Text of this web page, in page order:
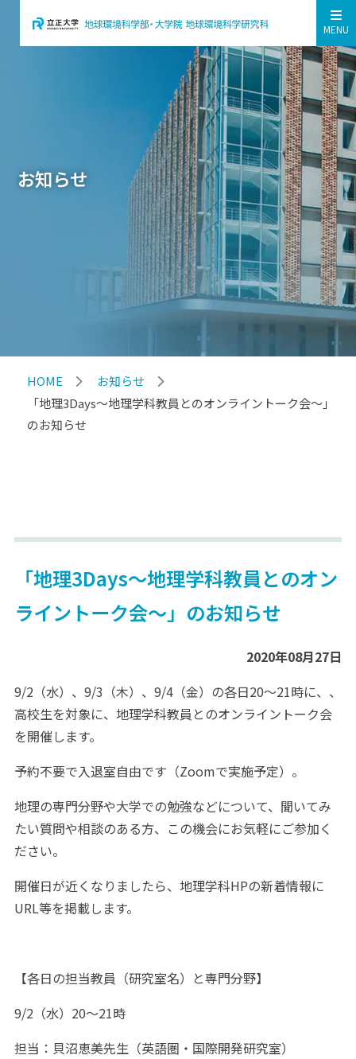
MENU
お知らせ
HOME
お知らせ
「地理3Days～地理学科教員とのオンライントーク会～」
のお知らせ
「地理3Days～地理学科教員とのオン
ライントーク会～」のお知らせ
2020年08月27日
9/2（水）、9/3（木）、9/4（金）の各日20～21時に、、
高校生を対象に、地理学科教員とのオンライントーク会
を開催します。
予約不要で入退室自由です（Zoomで実施予定）。
地理の専門分野や大学での勉強などについて、聞いてみ
たい質問や相談のある方、この機会にお気軽にご参加く
ださい。
開催日が近くなりましたら、地理学科HPの新着情報に
URL等を掲載します。
【各日の担当教員（研究室名）と専門分野】
9/2（水）20～21時
担当：貝沼恵美先生（英語圏・国際開発研究室）